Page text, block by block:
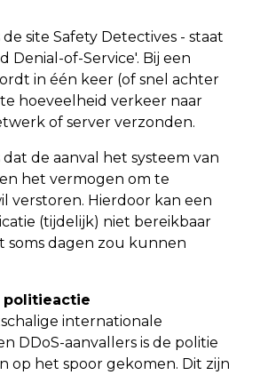
site Safety Detectives - staat
Denial-of-Service'. Bij een
in één keer (of snel achter
hoeveelheid verkeer naar
of server verzonden.
de aanval het systeem van
het vermogen om te
verstoren. Hierdoor kan een
(tijdelijk) niet bereikbaar
soms dagen zou kunnen
politieactie
internationale
DDoS-aanvallers is de politie
op het spoor gekomen. Dit zijn